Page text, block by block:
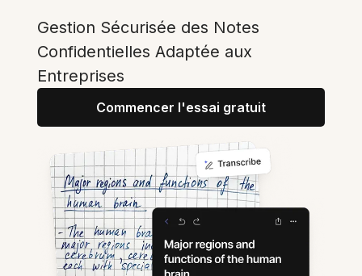
Gestion Sécurisée des Notes
Confidentielles Adaptée aux
Entreprises
Commencer l'essai gratuit